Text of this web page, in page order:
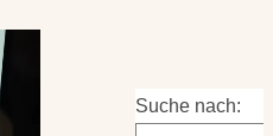
Suche nach: